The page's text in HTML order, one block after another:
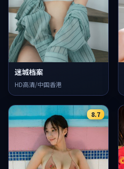
迷城档案
HD高清/中国香港
8.7